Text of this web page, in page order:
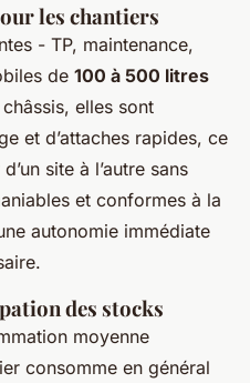
les chantiers
- TP, maintenance,
de 100 à 500 litres
elles sont
et d’attaches rapides, ce
site à l’autre sans
et conformes à la
autonomie immédiate
des stocks
moyenne
consomme en général